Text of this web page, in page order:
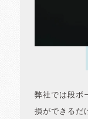
弊社では段ボ
損ができるだ